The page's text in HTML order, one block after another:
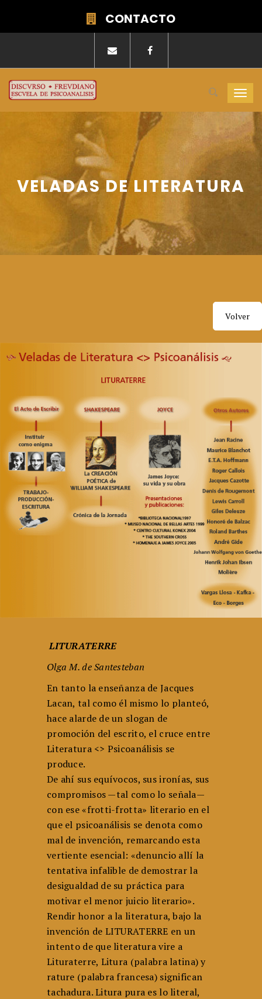
CONTACTO
VELADAS DE LITERATURA
Volver
LITURATERRE
Olga M. de Santesteban
En tanto la enseñanza de Jacques
Lacan, tal como él mismo lo plan­teó,
hace alarde de un slogan de
promoción del escrito, el cruce entre
Literatura <> Psicoanálisis se
produce.
De ahí sus equívocos, sus ironías, sus
compromisos —tal como lo señala—
con ese «frotti-frotta» literario en el
que el psicoanálisis se denota como
mal de invención, remarcando esta
vertiente esencial: «denuncio allí la
tentativa infalible de demostrar la
desigualdad de su práctica para
motivar el me­nor juicio literario».
Rendir honor a la literatura, bajo la
invención de LITURATERRE en un
intento de que literatura vire a
Lituraterre, Litura (palabra latina) y
rature (palabra francesa) significan
tachadura. Litura pura es lo literal,